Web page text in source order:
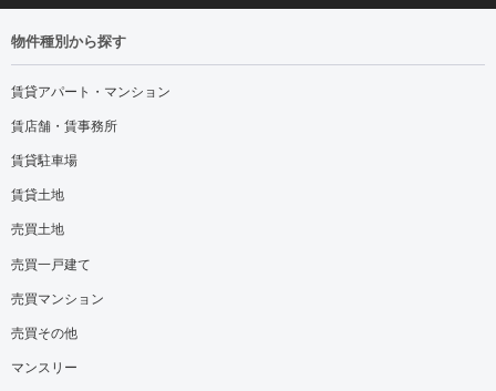
物件種別から探す
賃貸アパート・マンション
賃店舗・賃事務所
賃貸駐車場
賃貸土地
売買土地
売買一戸建て
売買マンション
売買その他
マンスリー